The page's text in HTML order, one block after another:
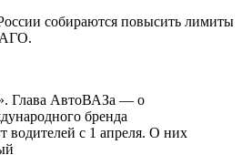
собираются повысить лимиты
Глава АвтоВАЗа — о
бренда
водителей с 1 апреля. О них